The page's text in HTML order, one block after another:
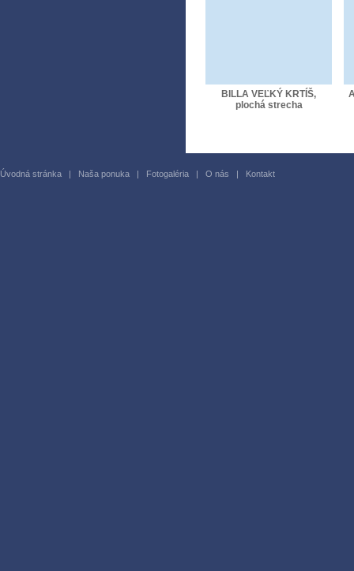
BILLA VEĽKÝ KRTÍŠ,
plochá strecha
Úvodná stránka | Naša ponuka | Fotogaléria | O nás | Kontakt